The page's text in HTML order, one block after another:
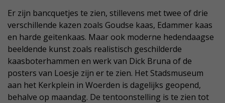
Er zijn bancquetjes te zien, stillevens met twee of drie
verschillende kazen zoals Goudse kaas, Edammer kaas
en harde geitenkaas. Maar ook moderne hedendaagse
beeldende kunst zoals realistisch geschilderde
kaasboterhammen en werk van Dick Bruna of de
posters van Loesje zijn er te zien. Het Stadsmuseum
aan het Kerkplein in Woerden is dagelijks geopend,
behalve op maandag. De tentoonstelling is te zien tot